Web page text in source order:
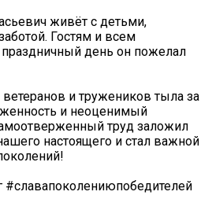
живёт с детьми,
Гостям и всем
день он пожелал
и тружеников тыла за
и неоценимый
труд заложил
настоящего и стал важной